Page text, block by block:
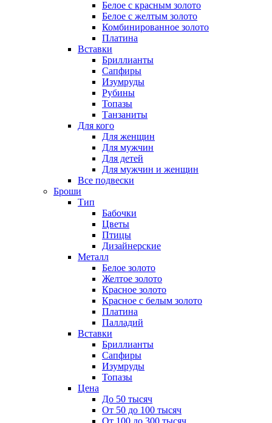
Белое с красным золото
Белое с желтым золото
Комбинированное золото
Платина
Вставки
Бриллианты
Сапфиры
Изумруды
Рубины
Топазы
Танзаниты
Для кого
Для женщин
Для мужчин
Для детей
Для мужчин и женщин
Все подвески
Броши
Тип
Бабочки
Цветы
Птицы
Дизайнерские
Металл
Белое золото
Желтое золото
Красное золото
Красное с белым золото
Платина
Палладий
Вставки
Бриллианты
Сапфиры
Изумруды
Топазы
Цена
До 50 тысяч
От 50 до 100 тысяч
От 100 до 300 тысяч